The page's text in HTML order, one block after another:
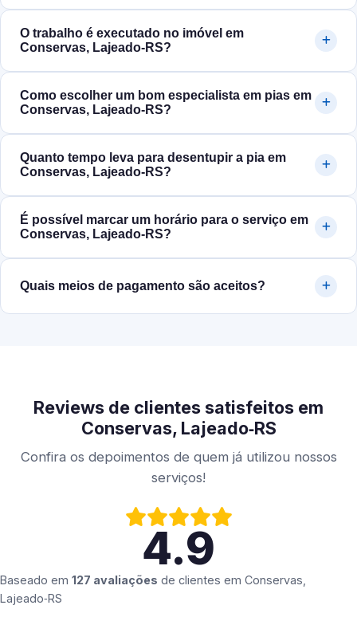
O trabalho é executado no imóvel em
Conservas, Lajeado‑RS?
Como escolher um bom especialista em pias em
Conservas, Lajeado‑RS?
Quanto tempo leva para desentupir a pia em
Conservas, Lajeado‑RS?
É possível marcar um horário para o serviço em
Conservas, Lajeado‑RS?
Quais meios de pagamento são aceitos?
Reviews de clientes satisfeitos em
Conservas, Lajeado‑RS
Confira os depoimentos de quem já utilizou nossos
serviços!
4.9
Baseado em 127 avaliações de clientes em Conservas,
Lajeado‑RS